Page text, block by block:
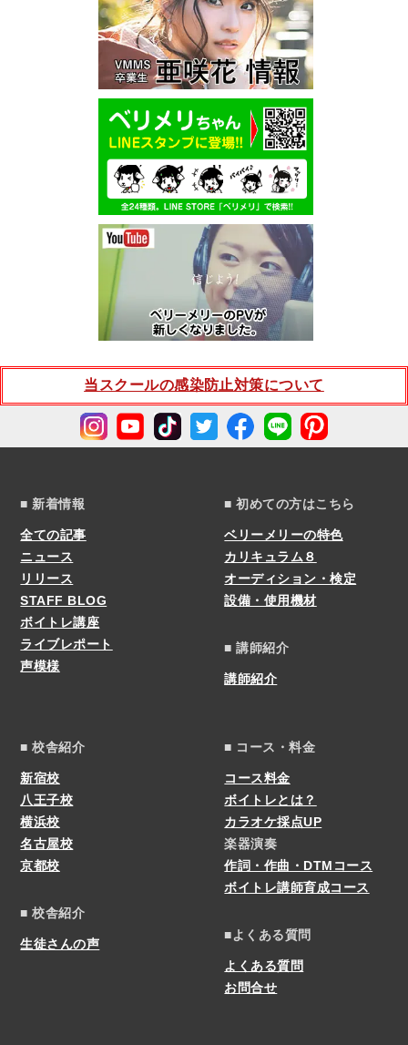
当スクールの感染防止対策について
■ 新着情報
全ての記事
ニュース
リリース
STAFF BLOG
ボイトレ講座
ライブレポート
声模様
■ 初めての方はこちら
ベリーメリーの特色
カリキュラム８
オーディション・検定
設備・使用機材
■ 講師紹介
講師紹介
■ 校舎紹介
新宿校
八王子校
横浜校
名古屋校
京都校
■ 校舎紹介
生徒さんの声
■ コース・料金
コース料金
ボイトレとは？
カラオケ採点UP
楽器演奏
作詞・作曲・DTMコース
ボイトレ講師育成コース
■よくある質問
よくある質問
お問合せ